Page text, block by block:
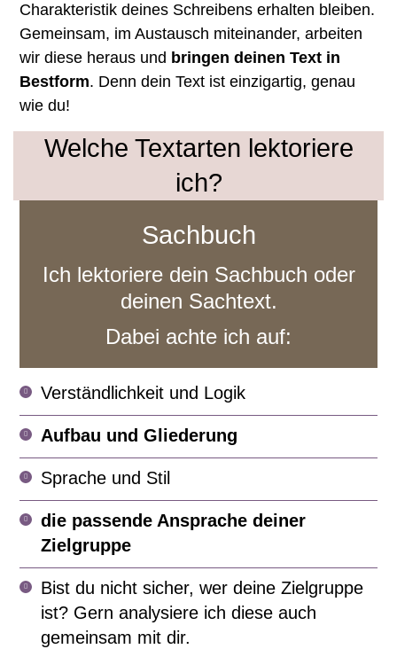
Charakteristik deines Schreibens erhalten bleiben.
Gemeinsam, im Austausch miteinander, arbeiten
wir diese heraus und bringen deinen Text in
Bestform. Denn dein Text ist einzigartig, genau
wie du!
Welche Textarten lektoriere
ich?
Sachbuch
Ich lektoriere dein Sachbuch oder
deinen Sachtext.
Dabei achte ich auf:
Verständlichkeit und Logik
Aufbau und Gliederung
Sprache und Stil
die passende Ansprache deiner
Zielgruppe
Bist du nicht sicher, wer deine Zielgruppe
ist? Gern analysiere ich diese auch
gemeinsam mit dir.